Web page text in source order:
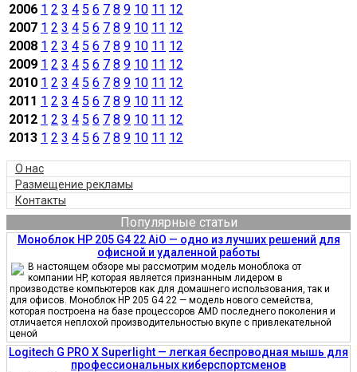
2006 1 2 3 4 5 6 7 8 9 10 11 12
2007 1 2 3 4 5 6 7 8 9 10 11 12
2008 1 2 3 4 5 6 7 8 9 10 11 12
2009 1 2 3 4 5 6 7 8 9 10 11 12
2010 1 2 3 4 5 6 7 8 9 10 11 12
2011 1 2 3 4 5 6 7 8 9 10 11 12
2012 1 2 3 4 5 6 7 8 9 10 11 12
2013 1 2 3 4 5 6 7 8 9 10 11 12
О нас
Размещение рекламы
Контакты
Популярные статьи
Моноблок HP 205 G4 22 AiO — одно из лучших решений для
офисной и удаленной работы
В настоящем обзоре мы рассмотрим модель моноблока от
компании HP, которая является признанным лидером в
производстве компьютеров как для домашнего использования, так и
для офисов. Моноблок HP 205 G4 22 — модель нового семейства,
которая построена на базе процессоров AMD последнего поколения и
отличается неплохой производительностью вкупе с привлекательной
ценой
Logitech G PRO X Superlight — легкая беспроводная мышь для
профессиональных киберспортсменов